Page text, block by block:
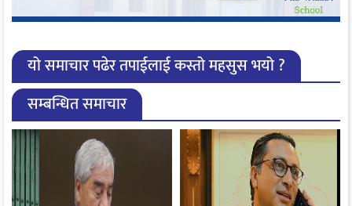
यो समाचार पढेर तपाईलाई कस्तो महसुस भयो ?
सम्बन्धित समाचार